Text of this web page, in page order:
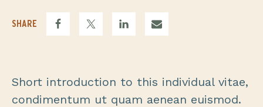
SHARE
Short introduction to this individual vitae,
condimentum ut quam aenean euismod.